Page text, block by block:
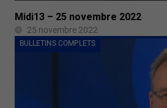
Midi13 – 25 novembre 2022
25 novembre 2022
BULLETINS COMPLETS